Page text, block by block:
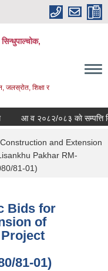
जलस्रोत, शिक्षा र
आ व २०८२/०८३ काे सम्पत्ति
and Extension
Pakhar RM-
81-01)
Bids for
of
81-01)